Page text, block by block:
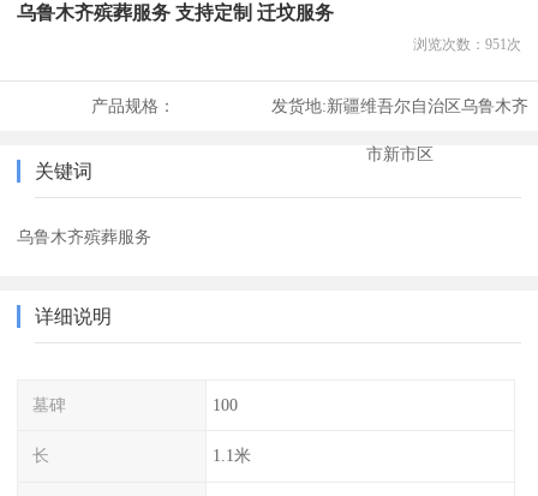
乌鲁木齐殡葬服务 支持定制 迁坟服务
浏览次数： 951 次
产品规格： 发货地:新疆维吾尔自治区乌鲁木齐
市新市区
关键词
乌鲁木齐殡葬服务
详细说明
墓碑 100
长 1.1米